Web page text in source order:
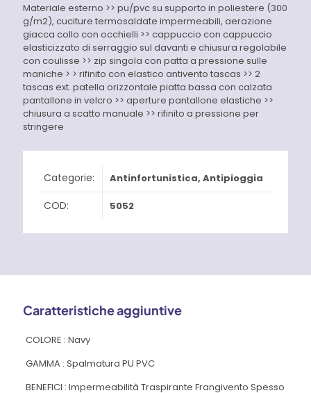
Materiale esterno >> pu/pvc su supporto in poliestere (300
g/m2), cuciture termosaldate impermeabili, aerazione
giacca collo con occhielli >> cappuccio con cappuccio
elasticizzato di serraggio sul davanti e chiusura regolabile
con coulisse >> zip singola con patta a pressione sulle
maniche > > rifinito con elastico antivento tascas >> 2
tascas ext. patella orizzontale piatta bassa con calzata
pantallone in velcro >> aperture pantallone elastiche >>
chiusura a scatto manuale >> rifinito a pressione per
stringere
Categorie: Antinfortunistica, Antipioggia
COD: 5052
Caratteristiche aggiuntive
COLORE : Navy
GAMMA : Spalmatura PU PVC
BENEFICI : Impermeabilità Traspirante Frangivento Spesso